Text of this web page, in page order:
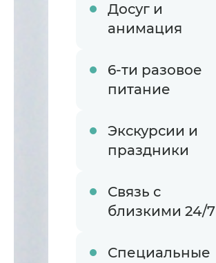
Досуг и
анимация
6-ти разовое
питание
Экскурсии и
праздники
Связь с
близкими 24/7
Специальные